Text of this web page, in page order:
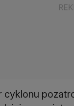
cyklonu